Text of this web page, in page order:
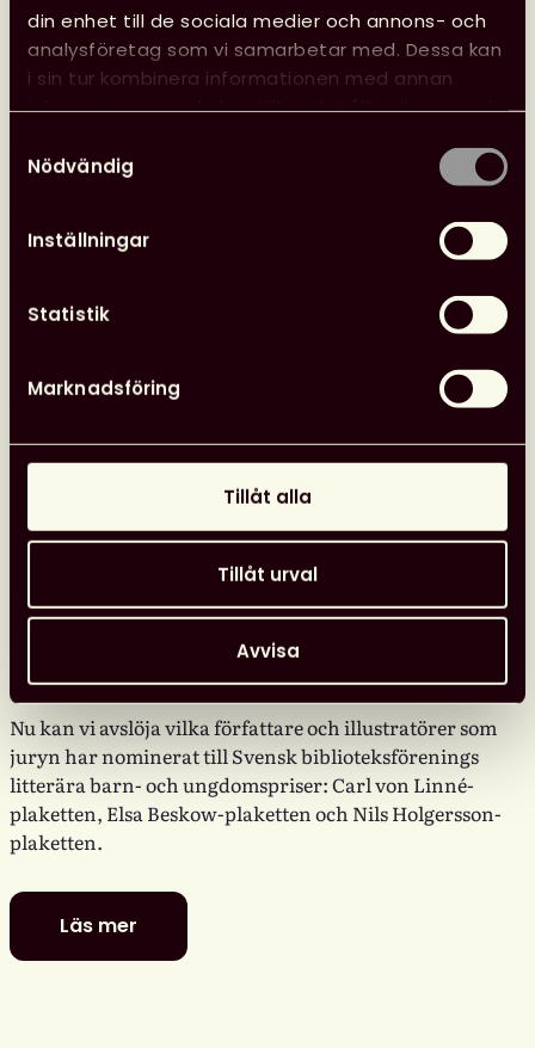
din enhet till de sociala medier och annons- och
analysföretag som vi samarbetar med. Dessa kan
i sin tur kombinera informationen med annan
information som du har tillhandahållit eller som de
Nödvändig
Inställningar
Statistik
Marknadsföring
Tillåt alla
Tillåt urval
Avvisa
24 juni, 2026
De är nominerade till föreningens
litterära barn- och ungdomspriser
Nu kan vi avslöja vilka författare och illustratörer som
juryn har nominerat till Svensk biblioteksförenings
litterära barn- och ungdomspriser: Carl von Linné-
plaketten, Elsa Beskow-plaketten och Nils Holgersson-
plaketten.
Läs mer
De
är